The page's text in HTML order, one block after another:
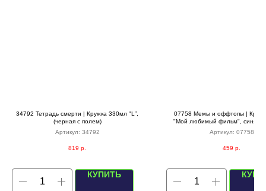
34792 Тетрадь смерти | Кружка 330мл "L”,
(черная с полем)
Артикул: 34792
819 р.
КУПИТЬ
07758 Мемы и оффтопы |
"Мой любимый фильм", синяя с
Артикул: 07758
459 р.